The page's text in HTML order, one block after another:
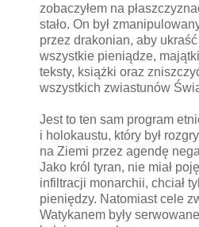
zobaczyłem na
stało. On był
przez drakonian, aby
wszystkie pieniądze,
teksty, książki oraz
wszystkich zwiastunów
Jest to ten sam program
i holokaustu, który był
na Ziemi przez agendę
Jako król tyran, nie miał
infiltracji monarchii, chciał
pieniędzy. Natomiast cele
Watykanem były